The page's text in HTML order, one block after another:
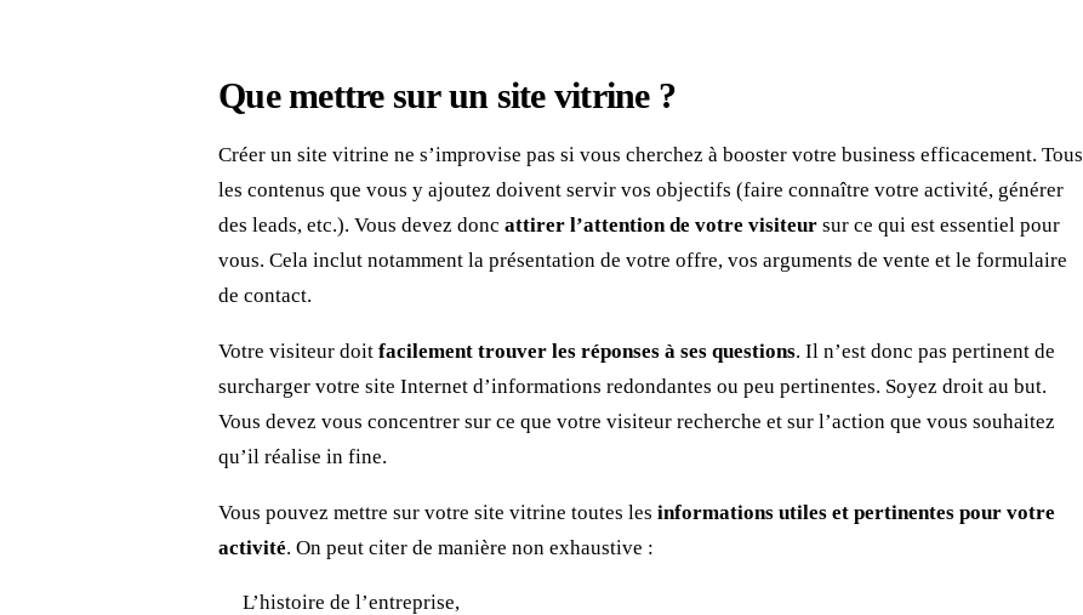
Que mettre sur un site vitrine ?
Créer un site vitrine ne s’improvise pas si vous cherchez à booster votre business efficacement. Tous
les contenus que vous y ajoutez doivent servir vos objectifs (faire connaître votre activité, générer
des leads, etc.). Vous devez donc attirer l’attention de votre visiteur sur ce qui est essentiel pour
vous. Cela inclut notamment la présentation de votre offre, vos arguments de vente et le formulaire
de contact.
Votre visiteur doit facilement trouver les réponses à ses questions. Il n’est donc pas pertinent de
surcharger votre site Internet d’informations redondantes ou peu pertinentes. Soyez droit au but.
Vous devez vous concentrer sur ce que votre visiteur recherche et sur l’action que vous souhaitez
qu’il réalise in fine.
Vous pouvez mettre sur votre site vitrine toutes les informations utiles et pertinentes pour votre
activité. On peut citer de manière non exhaustive :
L’histoire de l’entreprise,